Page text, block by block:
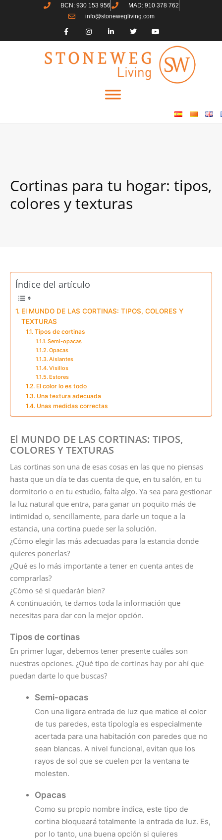
BCN: 930 153 956
MAD: 910 378 762
info@stonewegliving.com
Cortinas para tu hogar: tipos,
colores y texturas
Índice del artículo
El MUNDO DE LAS CORTINAS: TIPOS, COLORES Y
TEXTURAS
Tipos de cortinas
Semi-opacas
Opacas
Aislantes
Visillos
Estores
El color lo es todo
Una textura adecuada
Unas medidas correctas
El MUNDO DE LAS CORTINAS: TIPOS,
COLORES Y TEXTURAS
Las cortinas son una de esas cosas en las que no piensas
hasta que un día te das cuenta de que, en tu salón, en tu
dormitorio o en tu estudio, falta algo. Ya sea para gestionar
la luz natural que entra, para ganar un poquito más de
intimidad o, sencillamente, para darle un toque a la
estancia, una cortina puede ser la solución.
¿Cómo elegir las más adecuadas para la estancia donde
quieres ponerlas?
¿Qué es lo más importante a tener en cuenta antes de
comprarlas?
¿Cómo sé si quedarán bien?
A continuación, te damos toda la información que
necesitas para dar con la mejor opción.
Tipos de cortinas
En primer lugar, debemos tener presente cuáles son
nuestras opciones. ¿Qué tipo de cortinas hay por ahí que
puedan darte lo que buscas?
Semi-opacas
Con una ligera entrada de luz que matice el color
de tus paredes, esta tipología es especialmente
acertada para una habitación con paredes que no
sean blancas. A nivel funcional, evitan que los
rayos de sol que se cuelen por la ventana te
molesten.
Opacas
Como su propio nombre indica, este tipo de
cortina bloqueará totalmente la entrada de luz. Es,
por lo tanto, una buena opción si quieres